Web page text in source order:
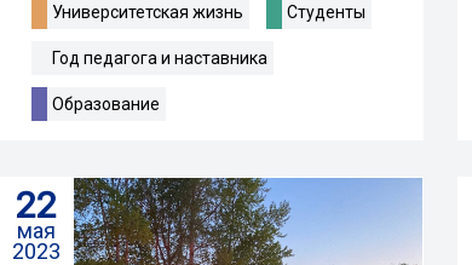
Университетская жизнь Студенты
Год педагога и наставника
Образование
22
мая
2023